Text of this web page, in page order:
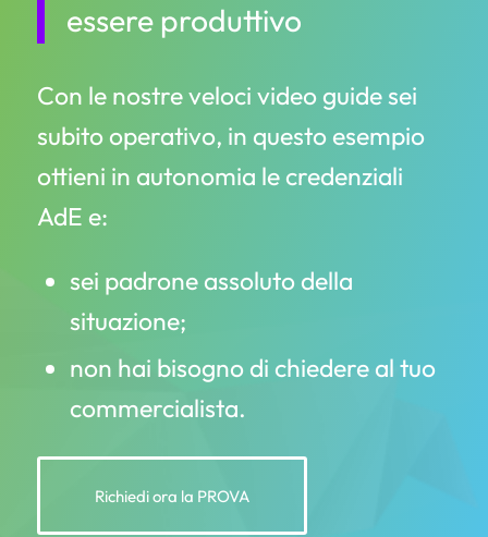
essere produttivo
Con le nostre veloci video guide sei
subito operativo, in questo esempio
ottieni in autonomia le credenziali
AdE e:
sei padrone assoluto della
situazione;
non hai bisogno di chiedere al tuo
commercialista.
Richiedi ora la PROVA